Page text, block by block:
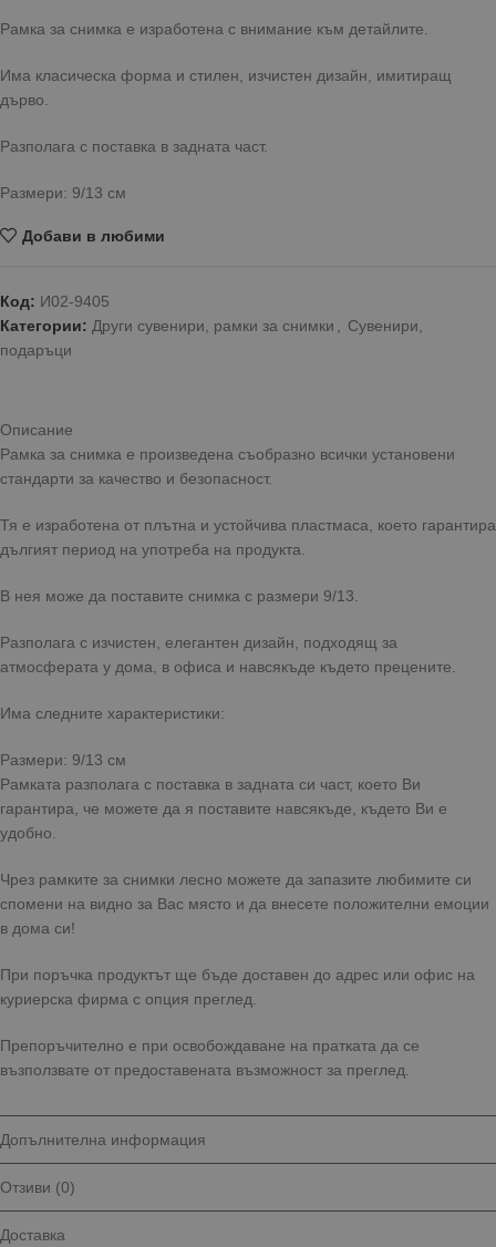
Рамка за снимка е изработена с внимание към детайлите.
Има класическа форма и стилен, изчистен дизайн, имитиращ
дърво.
Разполага с поставка в задната част.
Размери: 9/13 см
Добави в любими
Код: И02-9405
Категории: Други сувенири, рамки за снимки
Сувенири,
подаръци
Описание
Рамка за снимка е произведена съобразно всички установени
стандарти за качество и безопасност.
Тя е изработена от плътна и устойчива пластмаса, което гарантира
дългият период на употреба на продукта.
В нея може да поставите снимка с размери 9/13.
Разполага с изчистен, елегантен дизайн, подходящ за
атмосферата у дома, в офиса и навсякъде където прецените.
Има следните характеристики:
Размери: 9/13 см
Рамката разполага с поставка в задната си част, което Ви
гарантира, че можете да я поставите навсякъде, където Ви е
удобно.
Чрез рамките за снимки лесно можете да запазите любимите си
спомени на видно за Вас място и да внесете положителни емоции
в дома си!
При поръчка продуктът ще бъде доставен до адрес или офис на
куриерска фирма с опция преглед.
Препоръчително е при освобождаване на пратката да се
възползвате от предоставената възможност за преглед.
Допълнителна информация
Отзиви (0)
Доставка